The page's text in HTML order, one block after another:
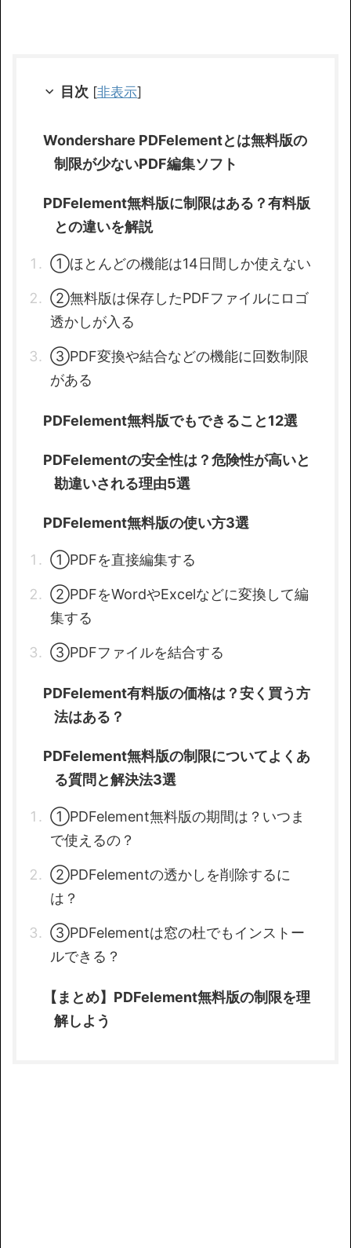
目次 [非表示]
Wondershare PDFelementとは無料版の
制限が少ないPDF編集ソフト
PDFelement無料版に制限はある？有料版
との違いを解説
①ほとんどの機能は14日間しか使えない
②無料版は保存したPDFファイルにロゴ
透かしが入る
③PDF変換や結合などの機能に回数制限
がある
PDFelement無料版でもできること12選
PDFelementの安全性は？危険性が高いと
勘違いされる理由5選
PDFelement無料版の使い方3選
①PDFを直接編集する
②PDFをWordやExcelなどに変換して編
集する
③PDFファイルを結合する
PDFelement有料版の価格は？安く買う方
法はある？
PDFelement無料版の制限についてよくあ
る質問と解決法3選
①PDFelement無料版の期間は？いつま
で使えるの？
②PDFelementの透かしを削除するに
は？
③PDFelementは窓の杜でもインストー
ルできる？
【まとめ】PDFelement無料版の制限を理
解しよう